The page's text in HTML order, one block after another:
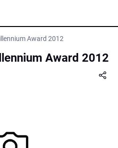
Award 2012
Award 2012